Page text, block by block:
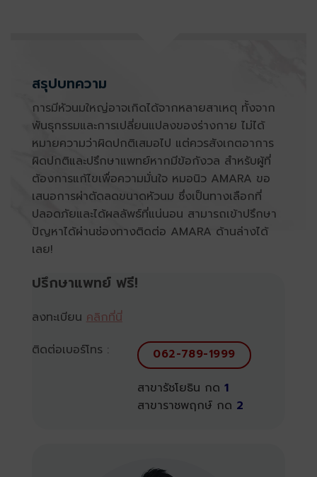
สรุปบทความ
การมีหัวนมใหญ่อาจเกิดได้จากหลายสาเหตุ ทั้งจาก
พันธุกรรมและการเปลี่ยนแปลงของร่างกาย ไม่ได้
หมายความว่าผิดปกติเสมอไป แต่ควรสังเกตอาการ
ผิดปกติและปรึกษาแพทย์หากมีข้อกังวล สำหรับผู้ที่
ต้องการแก้ไขเพื่อความมั่นใจ หมอนิว AMARA ขอ
เสนอการผ่าตัดลดขนาดหัวนม ซึ่งเป็นทางเลือกที่
ปลอดภัยและได้ผลลัพธ์ที่แน่นอน สามารถเข้าปรึกษา
ปัญหาได้ผ่านช่องทางติดต่อ AMARA ด้านล่างได้
เลย!
ปรึกษาแพทย์ ฟรี!
ลงทะเบียน คลิกที่นี่
ติดต่อเบอร์โทร :
062-789-1999
สาขารัชโยธิน กด 1
สาขาราชพฤกษ์ กด 2